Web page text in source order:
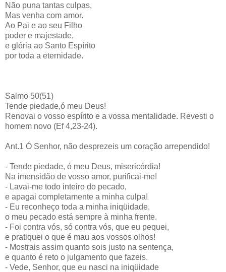
Não puna tantas culpas,
Mas venha com amor.
Ao Pai e ao seu Filho
poder e majestade,
e glória ao Santo Espírito
por toda a eternidade.
Salmo 50(51)
Tende piedade,ó meu Deus!
Renovai o vosso espírito e a vossa mentalidade. Revesti o
homem novo (Ef 4,23-24).
Ant.1 Ó Senhor, não desprezeis um coração arrependido!
- Tende piedade, ó meu Deus, misericórdia!
Na imensidão de vosso amor, purificai-me!
- Lavai-me todo inteiro do pecado,
e apagai completamente a minha culpa!
- Eu reconheço toda a minha iniqüidade,
o meu pecado está sempre à minha frente.
- Foi contra vós, só contra vós, que eu pequei,
e pratiquei o que é mau aos vossos olhos!
- Mostrais assim quanto sois justo na sentença,
e quanto é reto o julgamento que fazeis.
- Vede, Senhor, que eu nasci na iniqüidade